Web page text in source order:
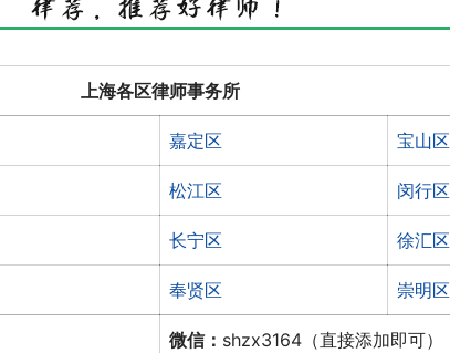
上海各区律师事务所
嘉定区 宝山区
松江区 闵行区
长宁区 徐汇区
奉贤区 崇明区
微信： shzx3164（直接添加即可）